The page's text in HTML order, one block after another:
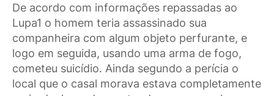
De acordo com informações repassadas ao
Lupa1 o homem teria assassinado sua
companheira com algum objeto perfurante, e
logo em seguida, usando uma arma de fogo,
cometeu suicídio. Ainda segundo a perícia o
local que o casal morava estava completamente